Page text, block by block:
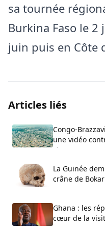
sa tournée
Burkina Faso le 2
juin puis en Côte
Articles liés
Congo-
une vidéo
visa
La Guinée
crâne de
Ghana : les
cœur de la